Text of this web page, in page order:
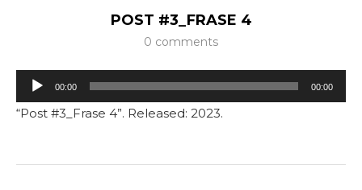
POST #3_FRASE 4
0 comments
Tocador
de
00:00 00:00
“Post #3_Frase 4”. Released: 2023.